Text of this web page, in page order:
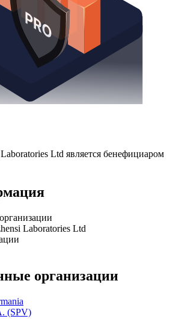
Ltd является бенефициаром
Laboratories Ltd